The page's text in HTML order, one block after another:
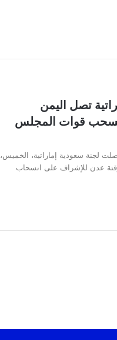
تصل اليمن
قوات المجلس
لجنة سعودية إماراتية، الخميس،
عدن للإشراف على انسحاب